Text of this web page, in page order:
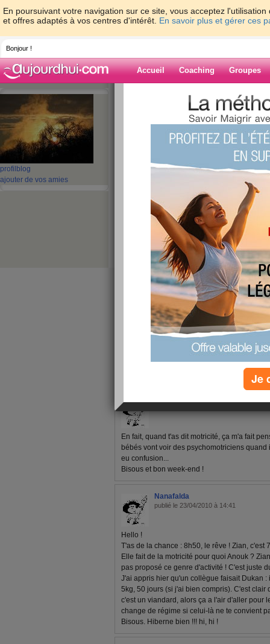
En poursuivant votre navigation sur ce site, vous acceptez
et offres adaptés à vos centres d'intérêt. En savoir plus et gérer ces
Bonjour !
Accueil Coaching Groupes
profil blog
ajouter de vos amies
> > oups
Blog de Tam9
oups
ça a l'air de bugger un ti peu qd j'essaie de mettre
l'ordi ou du site...
pas gd chose de spécial à vous raconter, j'suis en
peu près tout!
1 - 3 de 3 « ‹ Préc. 1 Suiv. › »
En fait, quand t'as dit motricité, ça m'a fait
bébés vont voir des psychomotriciens
eu confusion...
Bisous et bon week-end !
Nanafalda
publié le 23/04/2010 à 14:41
Hello !
T'as de la chance : 8h50, le rêve ! Zian, c'est
Elle fait de la motricité pour quoi Anouk ?
pas proposé ce genre d'activité ! C'est juste
J'ai appris hier qu'un collègue faisait Dukan
5kg, 50 jours (si j'ai bien compris). C'est clair
c'est un viandard, alors ça a l'air d'aller pour
change de régime si celui-là ne te convient
Bisous. Hiberne bien !!! hi, hi !
Je